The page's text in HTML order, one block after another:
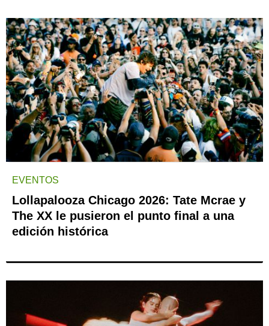
EVENTOS
Lollapalooza Chicago 2026: Tate Mcrae y
The XX le pusieron el punto final a una
edición histórica